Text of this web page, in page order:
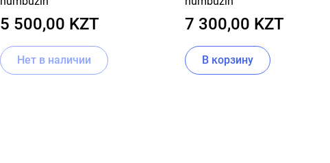
5 500,00 KZT
Нет в наличии
7 300,00 KZT
В корзину